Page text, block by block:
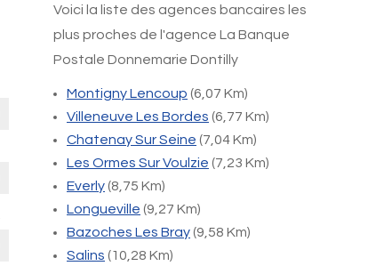
Voici la liste des agences bancaires les
plus proches de l'agence La Banque
Postale Donnemarie Dontilly
Montigny Lencoup (6,07 Km)
Villeneuve Les Bordes (6,77 Km)
Chatenay Sur Seine (7,04 Km)
Les Ormes Sur Voulzie (7,23 Km)
Everly(8,75 Km)
Longueville (9,27 Km)
Bazoches Les Bray(9,58 Km)
Salins (10,28 Km)